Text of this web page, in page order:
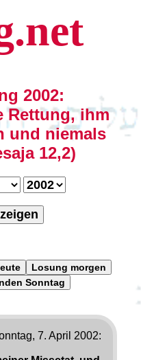
2002:
Rettung, ihm
und niemals
12,2)
Losung morgen
Sonntag
7. April 2002: